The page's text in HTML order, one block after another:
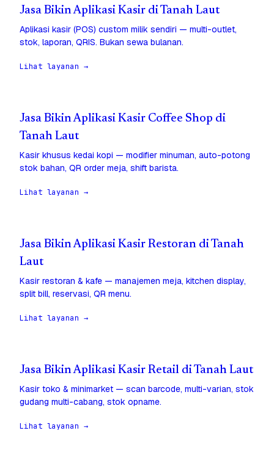
Jasa Bikin Aplikasi Kasir di Tanah Laut
Aplikasi kasir (POS) custom milik sendiri — multi-outlet,
stok, laporan, QRIS. Bukan sewa bulanan.
Lihat layanan →
Jasa Bikin Aplikasi Kasir Coffee Shop di
Tanah Laut
Kasir khusus kedai kopi — modifier minuman, auto-potong
stok bahan, QR order meja, shift barista.
Lihat layanan →
Jasa Bikin Aplikasi Kasir Restoran di Tanah
Laut
Kasir restoran & kafe — manajemen meja, kitchen display,
split bill, reservasi, QR menu.
Lihat layanan →
Jasa Bikin Aplikasi Kasir Retail di Tanah Laut
Kasir toko & minimarket — scan barcode, multi-varian, stok
gudang multi-cabang, stok opname.
Lihat layanan →